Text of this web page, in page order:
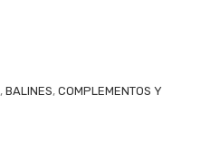
, BALINES, COMPLEMENTOS Y